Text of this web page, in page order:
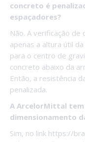
concreto é
espaçadores?
Não. A verificação
apenas a altura útil
para o centro de
concreto abaixo da
Então, a resistência
penalizada.
A ArcelorMittal
dimensionamento
Sim, no link https://